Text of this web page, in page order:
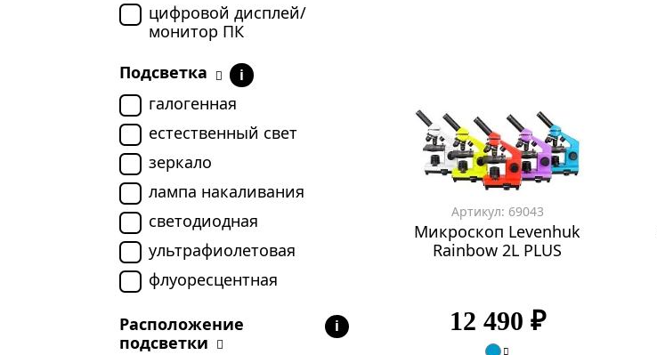
цифровой дисплей/
монитор ПК
Подсветка
i
галогенная
естественный свет
зеркало
лампа накаливания
светодиодная
ультрафиолетовая
флуоресцентная
Расположение
подсветки
i
Артикул: 69043
Микроскоп Levenhuk
Rainbow 2L PLUS
12 490 ₽